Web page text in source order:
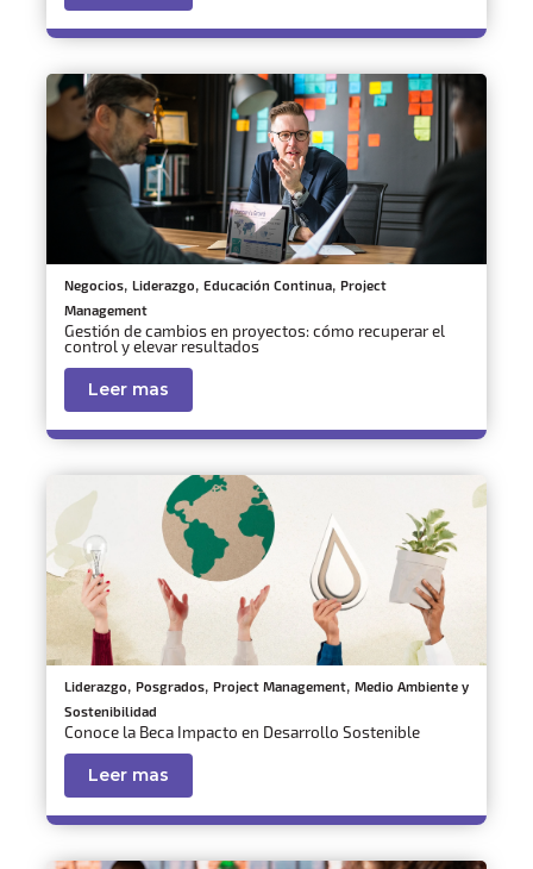
Negocios, Liderazgo, Educación Continua, Project
Management
Gestión de cambios en proyectos: cómo recuperar el
control y elevar resultados
Leer mas
Liderazgo, Posgrados, Project Management, Medio Ambiente y
Sostenibilidad
Conoce la Beca Impacto en Desarrollo Sostenible
Leer mas